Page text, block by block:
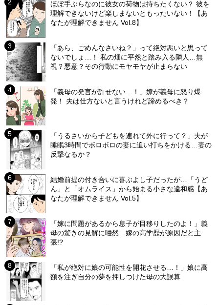
ほぼ手ぶらなのに彼女の荷物は持ちたくない？ 彼を
理解できないけど楽しまないともったいない！【あ
なたが理解できません Vol.8】
「あら、ごめんなさいね？」って絶対悪いと思って
ないでしょ…！ 私の畑に平然と踏み入る隣人…無
視？悪意？その行動にモヤモヤが止まらない
「義母の発言が許せない…！」嫁が義母に怒り爆
発！ 夫は仕方ないと言うけれど諦めるべき？
「うるさいから子どもを連れて外に行って？」夫が
睡眠3時間でボロボロの妻に追い打ちをかける…妻の
反撃なるか？
結婚前提の付き合いに喜ぶよし子だったが…「うど
ん」と「オムライス」から始まる小さな違和感【あ
なたが理解できません Vol.5】
「嫁に問題があるから息子が目移りしたのよ！」義
母の驚きの見解に唖然…嫁の高学歴が原因だと主
張!?
「私が絶対に娘の可能性を開花させる…！」娘に高
額を注ぎ自分の夢を押しつけた母の大誤算